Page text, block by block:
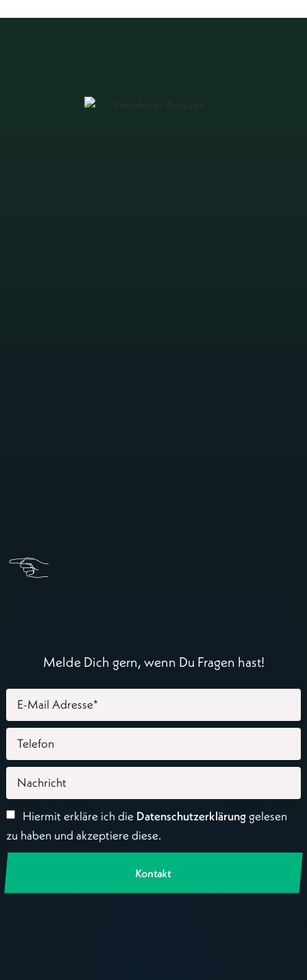
Melde Dich gern, wenn Du Fragen hast!
Hiermit erkläre ich die Datenschutzerklärunggelesen
zu haben und akzeptiere diese.
Kontakt